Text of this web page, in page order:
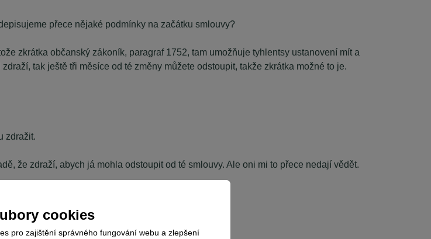
přece nějaké podmínky na začátku smlouvy?
zkrátka občanský zákoník, paragraf 1752, tam umožňuje tyhlentsy ustanovení mít a
tak ještě tři měsíce od té změny můžete odstoupit, takže zkrátka možné to je.
zdražit.
že zdraží, abych já mohla odstoupit od té smlouvy. Ale oni mi to přece nedají vědět.
cookies
pro zajištění správného fungování webu a zlepšení